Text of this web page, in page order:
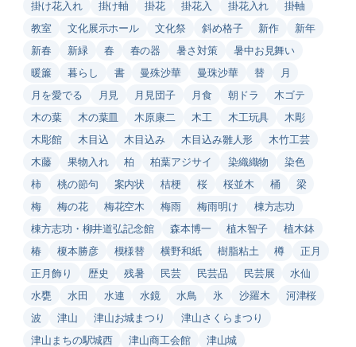
掛け花入れ
掛け軸 掛花 掛花入 掛花入れ
掛軸
教室
文化展示ホール 文化祭 斜め格子 新作
新年
新春
新緑 春 春の器 暑さ対策
暑中お見舞い
暖簾
暮らし 書 曼殊沙華 曼珠沙華 替
月
月を愛でる
月見 月見団子 月食 朝ドラ
木ゴテ
木の葉
木の葉皿 木原康二 木工 木工玩具
木彫
木彫館
木目込 木目込み 木目込み雛人形
木竹工芸
木藤
果物入れ 柏 柏葉アジサイ 染織織物
染色
柿
桃の節句 案内状 桔梗 桜 桜並木 桶
梁
梅
梅の花 梅花空木 梅雨 梅雨明け
棟方志功
棟方志功・柳井道弘記念館
森本博一 植木智子
植木鉢
椿
榎本勝彦 模様替 横野和紙 樹脂粘土 樽
正月
正月飾り
歴史 残暑 民芸 民芸品 民芸展
水仙
水甕
水田 水連 水鏡 水鳥 氷 沙羅木
河津桜
波
津山 津山お城まつり
津山さくらまつり
津山まちの駅城西
津山商工会館 津山城